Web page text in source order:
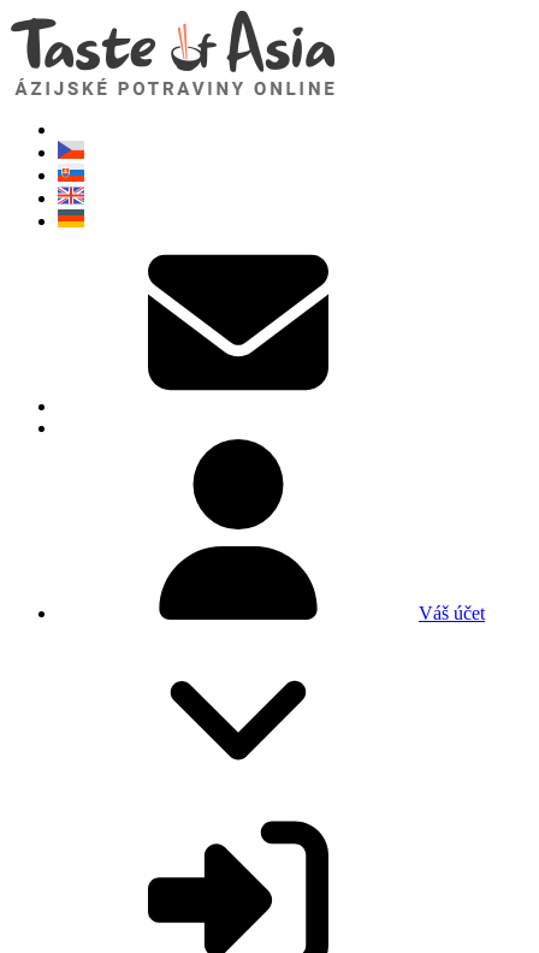
Váš účet
TasteOfAsia.sk
Neváhajte sa opýtať. Som tu pre vás!